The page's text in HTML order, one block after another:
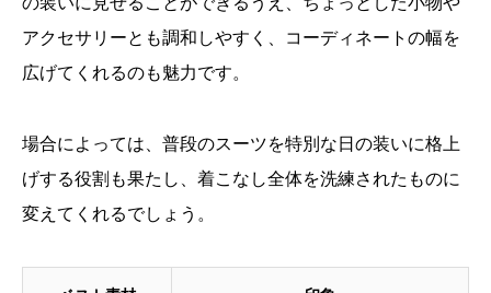
アクセサリーとも調和しやすく、コーディネートの幅を
広げてくれるのも魅力です。
場合によっては、普段のスーツを特別な日の装いに格上
げする役割も果たし、着こなし全体を洗練されたものに
変えてくれるでしょう。